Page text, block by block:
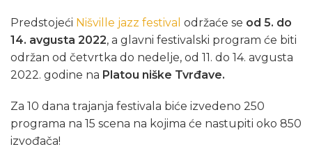
Predstojeći Nišville jazz festival održaće se od 5. do
14. avgusta 2022, a glavni festivalski program će biti
održan od četvrtka do nedelje, od 11. do 14. avgusta
2022. godine na Platou niške Tvrđave.
Za 10 dana trajanja festivala biće izvedeno 250
programa na 15 scena na kojima će nastupiti oko 850
izvođača!